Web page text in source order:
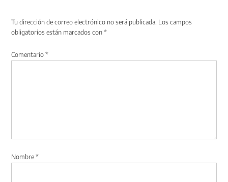
Tu dirección de correo electrónico no será publicada. Los campos
obligatorios están marcados con*
Comentario*
Nombre*